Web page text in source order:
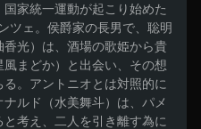
家統一運動が起こり始めた
ツェ。侯爵家の長男で、聡明
光）は、酒場の歌姫から貴
まどか）と出会い、その想
。アントニオとは対照的に
ルド（水美舞斗）は、パメ
考え、二人を引き離す為に